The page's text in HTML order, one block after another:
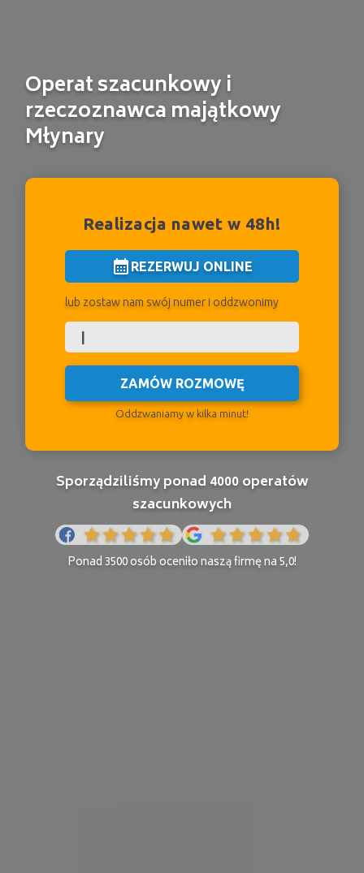
Operat szacunkowy i
rzeczoznawca majątkowy
Młynary
Realizacja nawet w 48h!
calendar_monthREZERWUJ ONLINE
lub zostaw nam swój numer i oddzwonimy
ZAMÓW ROZMOWĘ
Oddzwaniamy w kilka minut!
Sporządziliśmy ponad 4000 operatów
szacunkowych
Ponad 3500 osób oceniło naszą firmę na 5,0!